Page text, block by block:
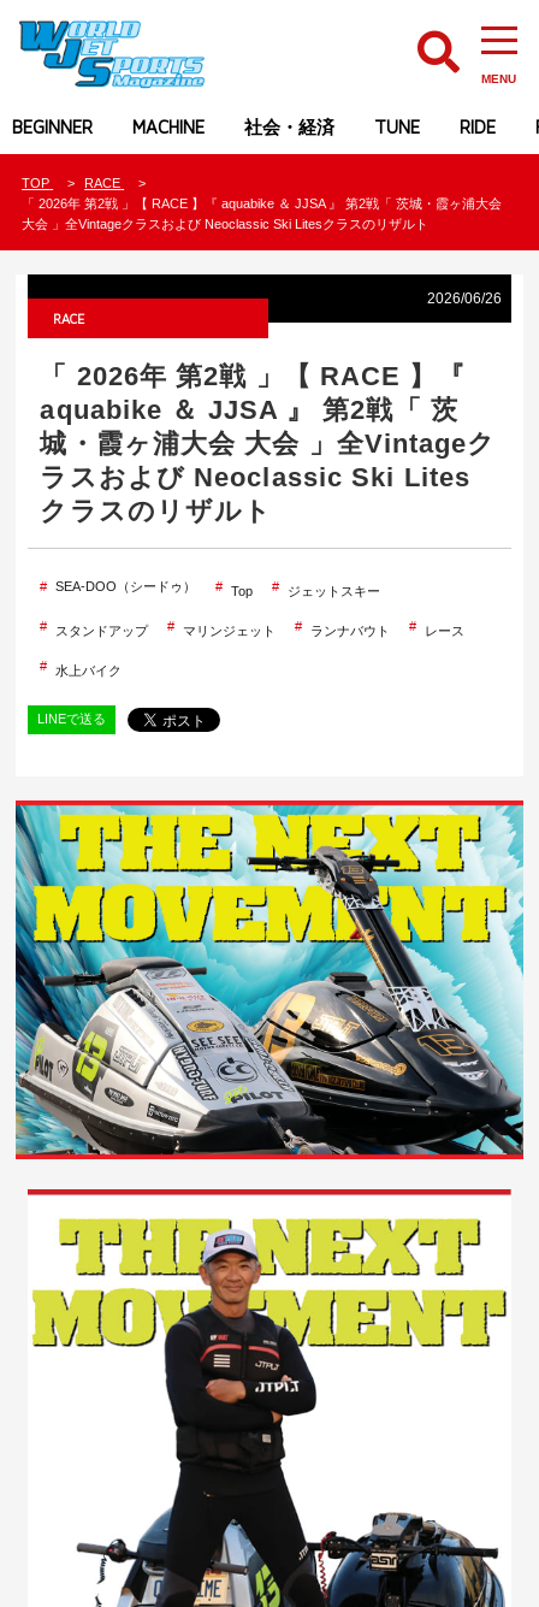
MENU
BEGINNER MACHINE 社会・経済 TUNE RIDE
TOP
RACE
「 2026年 第2戦 」【 RACE 】『 aquabike ＆ JJSA 』 第2戦「 茨城・霞ヶ浦大会
大会 」全Vintageクラスおよび Neoclassic Ski Litesクラスのリザルト
2026/06/26
RACE
「 2026年 第2戦 」【 RACE 】『
aquabike ＆ JJSA 』 第2戦「 茨
城・霞ヶ浦大会 大会 」全Vintageク
ラスおよび Neoclassic Ski Lites
クラスのリザルト
SEA-DOO（シードゥ） Top ジェットスキー
スタンドアップ マリンジェット ランナバウト レース
水上バイク
LINEで送る